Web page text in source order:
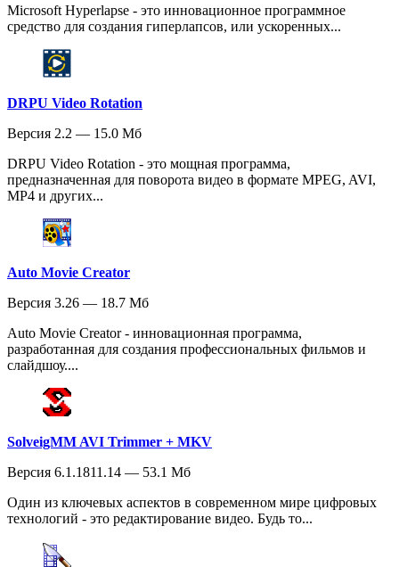
Microsoft Hyperlapse - это инновационное программное
средство для создания гиперлапсов, или ускоренных...
DRPU Video Rotation
Версия 2.2 — 15.0 Мб
DRPU Video Rotation - это мощная программа,
предназначенная для поворота видео в формате MPEG, AVI,
MP4 и других...
Auto Movie Creator
Версия 3.26 — 18.7 Мб
Auto Movie Creator - инновационная программа,
разработанная для создания профессиональных фильмов и
слайдшоу....
SolveigMM AVI Trimmer + MKV
Версия 6.1.1811.14 — 53.1 Мб
Один из ключевых аспектов в современном мире цифровых
технологий - это редактирование видео. Будь то...